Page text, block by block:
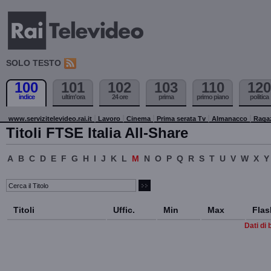
SOLO TESTO
100
indice
101
ultim'ora
102
24 ore
103
prima
110
primo piano
120
politica
www.servizitelevideo.rai.it Lavoro Cinema Prima serata Tv Almanacco
Titoli FTSE Italia All-Share
A B C D E F G H I J K L M N O P Q R S T U V W X Y
Titoli Uffic. Min Max
Dati di